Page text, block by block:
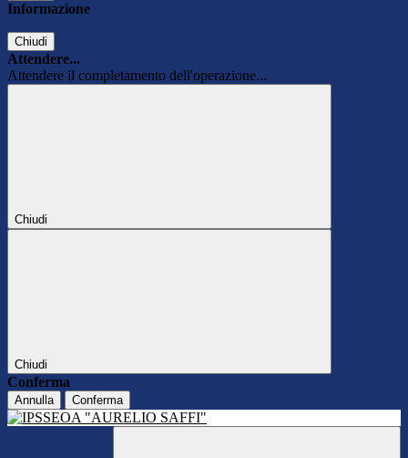
Informazione
Chiudi
Attendere...
Attendere il completamento dell'operazione...
Chiudi
Chiudi
Conferma
Annulla Conferma